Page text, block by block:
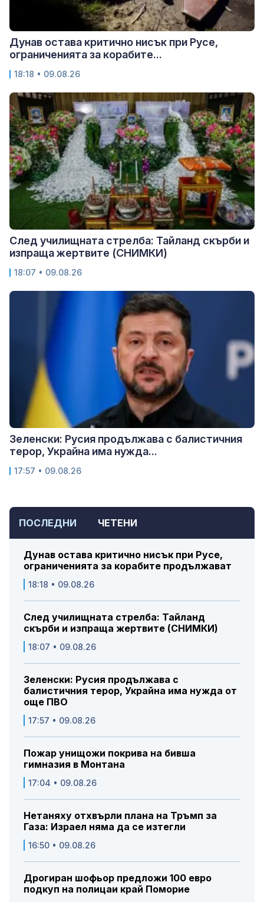
ПОСЛЕДНИ ЧЕТЕНИ
Дунав остава критично нисък при Русе,
ограниченията за корабите продължават
18:18 • 09.08.26
След училищната стрелба: Тайланд
скърби и изпраща жертвите (СНИМКИ)
18:07 • 09.08.26
Зеленски: Русия продължава с
балистичния терор, Украйна има нужда от
още ПВО
17:57 • 09.08.26
Пожар унищожи покрива на бивша
гимназия в Монтана
17:04 • 09.08.26
Нетаняху отхвърли плана на Тръмп за
Газа: Израел няма да се изтегли
16:50 • 09.08.26
Дрогиран шофьор предложи 100 евро
подкуп на полицаи край Поморие
Дунав остава критично нисък при Русе,
ограниченията за корабите...
18:18 • 09.08.26
След училищната стрелба: Тайланд скърби и
изпраща жертвите (СНИМКИ)
18:07 • 09.08.26
Зеленски: Русия продължава с балистичния
терор, Украйна има нужда...
17:57 • 09.08.26